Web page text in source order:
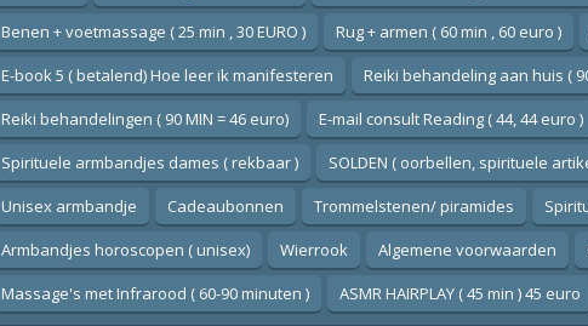
Benen + voetmassage ( 25 min , 30 EURO )
Rug + armen ( 60 min , 60 euro )
E-book 5 ( betalend) Hoe leer ik manifesteren
Reiki behandeling aan huis (
Reiki behandelingen ( 90 MIN = 46 euro)
E-mail consult Reading ( 44, 44 euro )
Spirituele armbandjes dames ( rekbaar )
SOLDEN ( oorbellen, spirituele
Unisex armbandje
Cadeaubonnen Trommelstenen/ piramides
Armbandjes horoscopen ( unisex)
Wierrook Algemene voorwaarden
Massage's met Infrarood ( 60-90 minuten )
ASMR HAIRPLAY ( 45 min ) 45 euro